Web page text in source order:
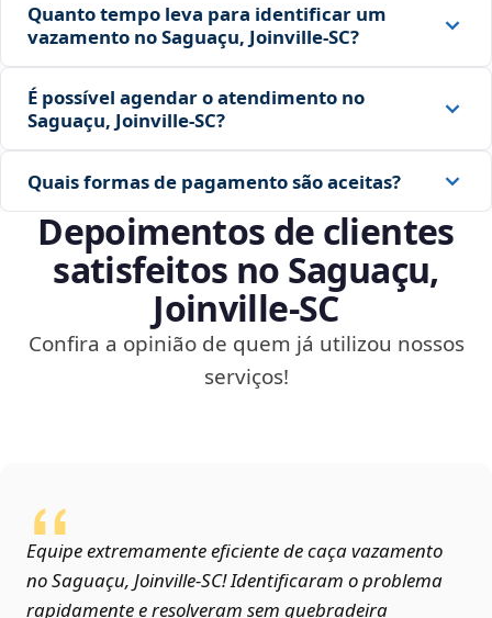
Quanto tempo leva para identificar um
vazamento no Saguaçu, Joinville‑SC?
É possível agendar o atendimento no
Saguaçu, Joinville‑SC?
Quais formas de pagamento são aceitas?
Depoimentos de clientes
satisfeitos no Saguaçu,
Joinville‑SC
Confira a opinião de quem já utilizou nossos
serviços!
Equipe extremamente eficiente de caça vazamento
no Saguaçu, Joinville‑SC! Identificaram o problema
rapidamente e resolveram sem quebradeira